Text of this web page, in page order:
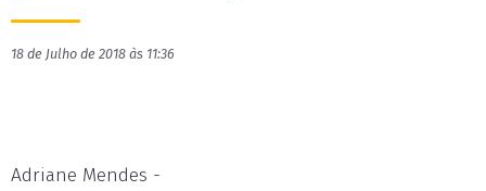
18 de Julho de 2018 às 11:36
Adriane Mendes -